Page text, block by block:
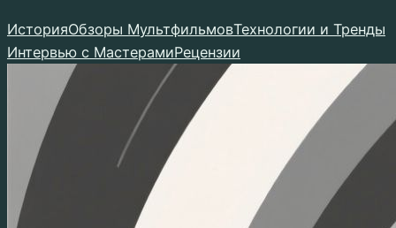
к
содержимому
ИсторияОбзоры МультфильмовТехнологии и Тренды
Интервью с МастерамиРецензии